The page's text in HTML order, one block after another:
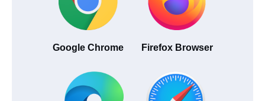
Google Chrome Firefox Browser